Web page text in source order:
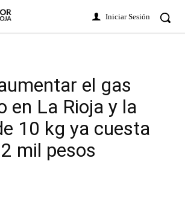
Iniciar Sesión
el gas
en La Rioja y la
10 kg ya cuesta
mil pesos